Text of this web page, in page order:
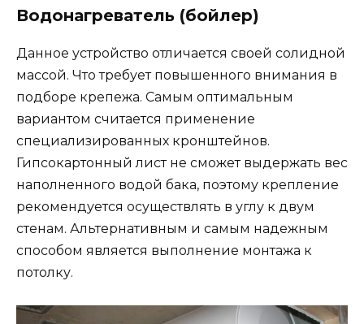
Водонагреватель (бойлер)
Данное устройство отличается своей солидной
массой. Что требует повышенного внимания в
подборе крепежа. Самым оптимальным
вариантом считается применение
специализированных кронштейнов.
Гипсокартонный лист не сможет выдержать вес
наполненного водой бака, поэтому крепление
рекомендуется осуществлять в углу к двум
стенам. Альтернативным и самым надежным
способом является выполнение монтажа к
потолку.